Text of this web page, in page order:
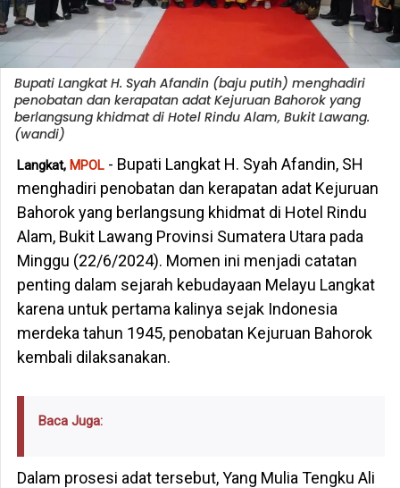
Bupati Langkat H. Syah Afandin (baju putih) menghadiri
penobatan dan kerapatan adat Kejuruan Bahorok yang
berlangsung khidmat di Hotel Rindu Alam, Bukit Lawang.
(wandi)
Langkat, MPOL- Bupati Langkat H. Syah Afandin, SH
menghadiri penobatan dan kerapatan adat Kejuruan
Bahorok yang berlangsung khidmat di Hotel Rindu
Alam, Bukit Lawang Provinsi Sumatera Utara pada
Minggu (22/6/2024). Momen ini menjadi catatan
penting dalam sejarah kebudayaan Melayu Langkat
karena untuk pertama kalinya sejak Indonesia
merdeka tahun 1945, penobatan Kejuruan Bahorok
kembali dilaksanakan.
Baca Juga:
Dalam prosesi adat tersebut, Yang Mulia Tengku Ali